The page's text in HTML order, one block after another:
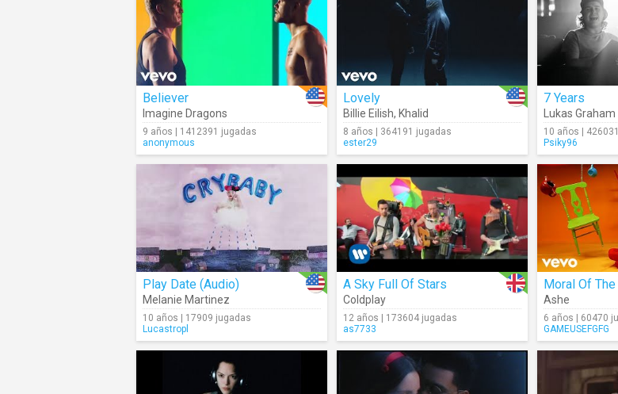
Believer
Imagine Dragons
9 años | 1412391 jugadas
anonymous
Lovely
Billie Eilish, Khalid
8 años | 364191 jugadas
ester29
7 Years
Lukas Graham
10 años |
Psiky96
Play Date (Audio)
Melanie Martinez
10 años | 17909 jugadas
Lucastropl
A Sky Full Of Stars
Coldplay
12 años | 173604 jugadas
as7733
Moral Of
Ashe
6 años | 60470
GAMEUSEFGFG